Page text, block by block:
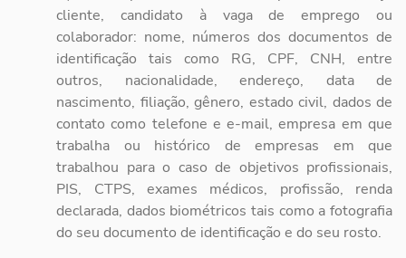
cliente, candidato à vaga de emprego ou
colaborador: nome, números dos documentos de
identificação tais como RG, CPF, CNH, entre
outros, nacionalidade, endereço, data de
nascimento, filiação, gênero, estado civil, dados de
contato como telefone e e-mail, empresa em que
trabalha ou histórico de empresas em que
trabalhou para o caso de objetivos profissionais,
PIS, CTPS, exames médicos, profissão, renda
declarada, dados biométricos tais como a fotografia
do seu documento de identificação e do seu rosto.